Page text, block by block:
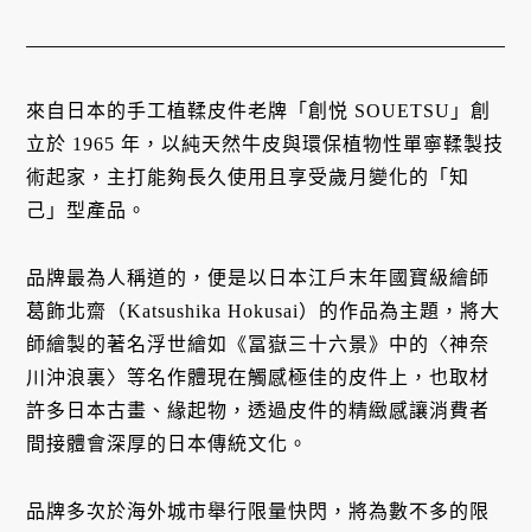
來自日本的手工植鞣皮件老牌「創悦 SOUETSU」創
立於 1965 年，以純天然牛皮與環保植物性單寧鞣製技
術起家，主打能夠長久使用且享受歲月變化的「知
己」型產品。
品牌最為人稱道的，便是以日本江戶末年國寶級繪師
葛飾北齋（Katsushika Hokusai）的作品為主題，將大
師繪製的著名浮世繪如《冨嶽三十六景》中的〈神奈
川沖浪裏〉等名作體現在觸感極佳的皮件上，也取材
許多日本古畫、緣起物，透過皮件的精緻感讓消費者
間接體會深厚的日本傳統文化。
品牌多次於海外城市舉行限量快閃，將為數不多的限